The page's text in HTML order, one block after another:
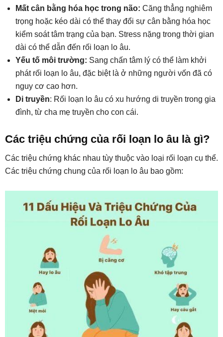
Mất cân bằng hóa học trong não: Căng thẳng nghiêm
trọng hoặc kéo dài có thể thay đổi sự cân bằng hóa học
kiểm soát tâm trạng của bạn. Stress nặng trong thời gian
dài có thể dẫn đến rối loạn lo âu.
Yếu tố môi trường: Sang chấn tâm lý có thể làm khởi
phát rối loạn lo âu, đặc biệt là ở những người vốn đã có
nguy cơ cao hơn.
Di truyền: Rối loạn lo âu có xu hướng di truyền trong gia
đình, từ cha mẹ truyền cho con cái.
Các triệu chứng của rối loạn lo âu là gì?
Các triệu chứng khác nhau tùy thuộc vào loại rối loạn cụ thể.
Các triệu chứng chung của rối loạn lo âu bao gồm: